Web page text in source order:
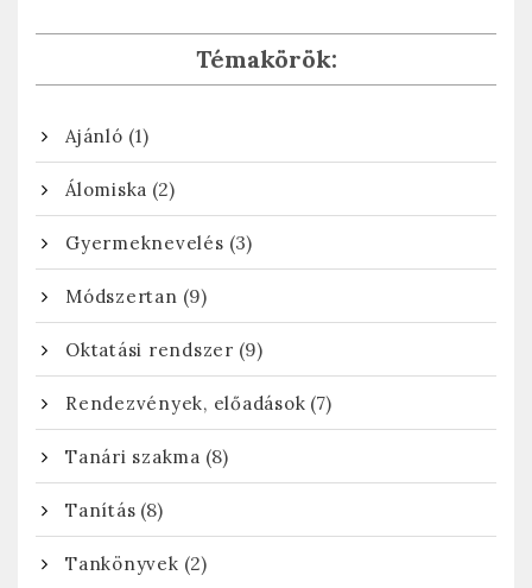
Témakörök:
Ajánló (1)
Álomiska (2)
Gyermeknevelés (3)
Módszertan (9)
Oktatási rendszer (9)
Rendezvények, előadások (7)
Tanári szakma (8)
Tanítás (8)
Tankönyvek (2)